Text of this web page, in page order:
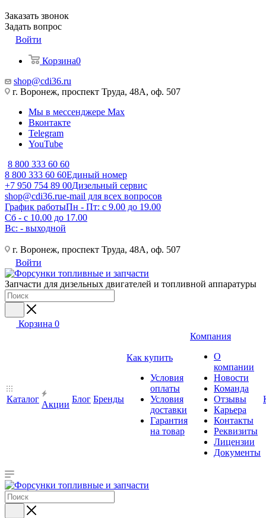
Заказать звонок
Задать вопрос
Войти
Корзина0
shop@cdi36.ru
г. Воронеж, проспект Труда, 48А, оф. 507
Мы в мессенджере Max
Вконтакте
Telegram
YouTube
8 800 333 60 60
8 800 333 60 60Единый номер
+7 950 754 89 00Дизельный сервис
shop@cdi36.rue-mail для всех вопросов
График работыПн - Пт: с 9.00 до 19.00
Сб - с 10.00 до 17.00
Вс: - выходной
г. Воронеж, проспект Труда, 48А, оф. 507
Войти
Запчасти для дизельных двигателей и топливной аппаратуры
Корзина 0
Каталог
Акции
Блог Бренды
Как купить
Условия
оплаты
Условия
доставки
Гарантия
на товар
Компания
О
компании
Новости
Команда
Отзывы
Карьера
Контакты
Реквизиты
Лицензии
Документы